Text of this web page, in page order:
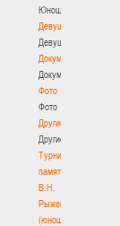
Юноши
Девушки
Девушки
Документы
Документы
Фото
Фото
Другие
Другие
Турнир
памяти
В.Н.
Рыженкова
(юноши)